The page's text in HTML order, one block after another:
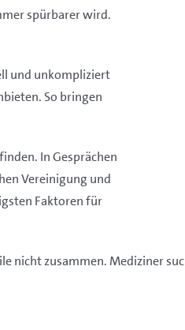
spürbarer wird.
und unkompliziert
So bringen
In Gesprächen
Vereinigung und
Faktoren für
nicht zusammen. Mediziner